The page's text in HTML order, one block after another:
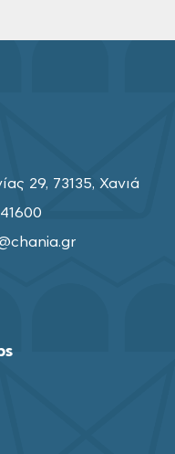
29, 73135, Χανιά